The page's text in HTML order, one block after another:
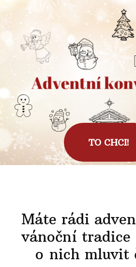
.
.
.
.
.
.
TO CHCI!
Máte rádi
vánoční tradice
o nich mluvit